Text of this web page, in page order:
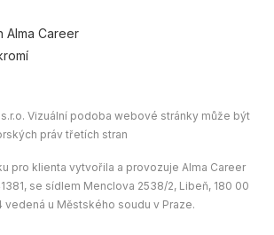
Alma Career
Vizuální podoba webové stránky může být
práv třetích stran
pro klienta vytvořila a provozuje Alma Career
se sídlem Menclova 2538/2, Libeň, 180 00
vedená u Městského soudu v Praze.